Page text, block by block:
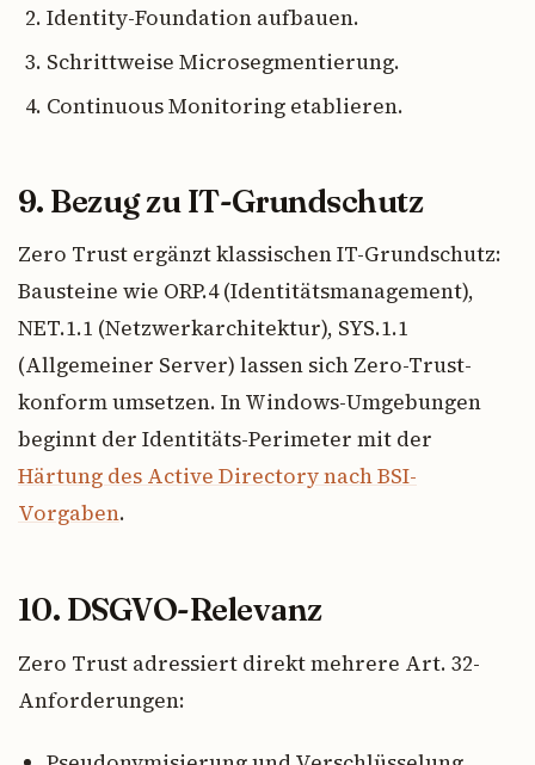
Identity-Foundation aufbauen.
Schrittweise Microsegmentierung.
Continuous Monitoring etablieren.
9. Bezug zu IT-Grundschutz
Zero Trust ergänzt klassischen IT-Grundschutz:
Bausteine wie ORP.4 (Identitätsmanagement),
NET.1.1 (Netzwerkarchitektur), SYS.1.1
(Allgemeiner Server) lassen sich Zero-Trust-
konform umsetzen. In Windows-Umgebungen
beginnt der Identitäts-Perimeter mit der
Härtung des Active Directory nach BSI-
Vorgaben.
10. DSGVO-Relevanz
Zero Trust adressiert direkt mehrere Art. 32-
Anforderungen: